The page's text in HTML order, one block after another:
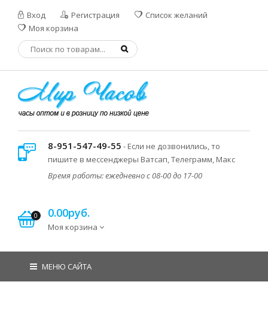
Вход Регистрация
Список желаний
Моя корзина
8-951-547-49-55 - Если не дозвонились, то
пишите в мессенджеры Ватсап, Телеграмм, Макс
Время работы: ежедневно с 08-00 до 17-00
0 0.00руб.
Моя корзина
МЕНЮ САЙТА